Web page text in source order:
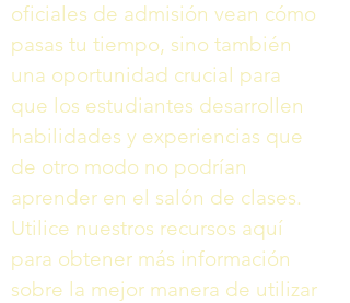
oficiales de admisión vean cómo
pasas tu tiempo, sino también
una oportunidad crucial para
que los estudiantes desarrollen
habilidades y experiencias que
de otro modo no podrían
aprender en el salón de clases.
Utilice nuestros recursos aquí
para obtener más información
sobre la mejor manera de utilizar